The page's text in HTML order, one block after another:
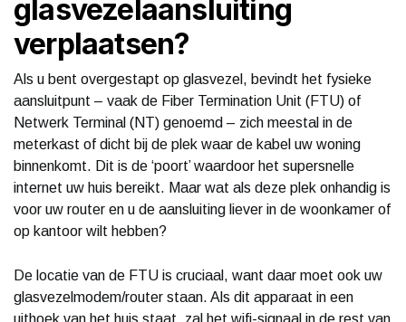
glasvezelaansluiting
verplaatsen?
Als u bent overgestapt op glasvezel, bevindt het fysieke
aansluitpunt – vaak de Fiber Termination Unit (FTU) of
Netwerk Terminal (NT) genoemd – zich meestal in de
meterkast of dicht bij de plek waar de kabel uw woning
binnenkomt. Dit is de ‘poort’ waardoor het supersnelle
internet uw huis bereikt. Maar wat als deze plek onhandig is
voor uw router en u de aansluiting liever in de woonkamer of
op kantoor wilt hebben?
De locatie van de FTU is cruciaal, want daar moet ook uw
glasvezelmodem/router staan. Als dit apparaat in een
uithoek van het huis staat, zal het wifi-signaal in de rest van